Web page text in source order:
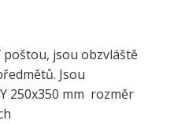
poštou, jsou obzvláště
Jsou
250x350 mm rozměr